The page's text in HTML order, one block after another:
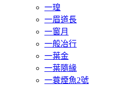
一瑝
一眉道長
一窗月
一般冶行
一葉金
一葉隨緣
一蓑煙魚2號